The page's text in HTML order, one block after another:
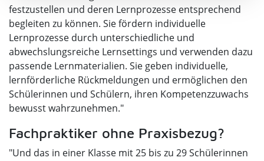
festzustellen und deren Lernprozesse entsprechend
begleiten zu können. Sie fördern individuelle
Lernprozesse durch unterschiedliche und
abwechslungsreiche Lernsettings und verwenden dazu
passende Lernmaterialien. Sie geben individuelle,
lernförderliche Rückmeldungen und ermöglichen den
Schülerinnen und Schülern, ihren Kompetenzzuwachs
bewusst wahrzunehmen."
Fachpraktiker ohne Praxisbezug?
"Und das in einer Klasse mit 25 bis zu 29 Schülerinnen